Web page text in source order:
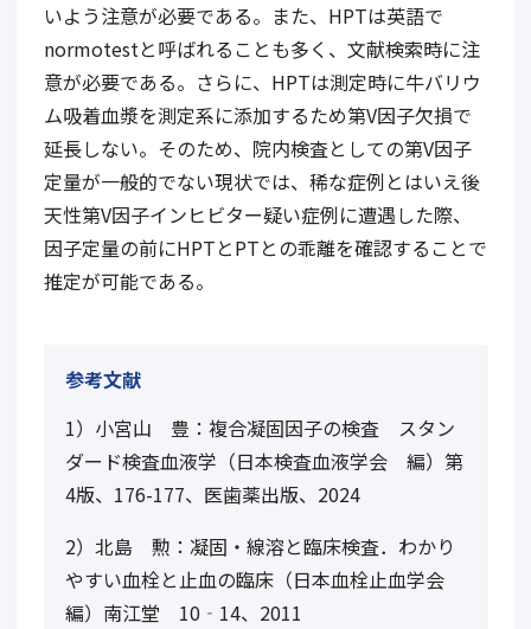
いよう注意が必要である。また、HPTは英語で
normotestと呼ばれることも多く、文献検索時に注
意が必要である。さらに、HPTは測定時に牛バリウ
ム吸着血漿を測定系に添加するため第V因子欠損で
延長しない。そのため、院内検査としての第V因子
定量が一般的でない現状では、稀な症例とはいえ後
天性第V因子インヒビター疑い症例に遭遇した際、
因子定量の前にHPTとPTとの乖離を確認することで
推定が可能である。
参考文献
1）小宮山 豊：複合凝固因子の検査 スタン
ダード検査血液学（日本検査血液学会 編）第
4版、176-177、医歯薬出版、2024
2）北島 勲：凝固・線溶と臨床検査．わかり
やすい血栓と止血の臨床（日本血栓止血学会
編）南江堂 10‐14、2011